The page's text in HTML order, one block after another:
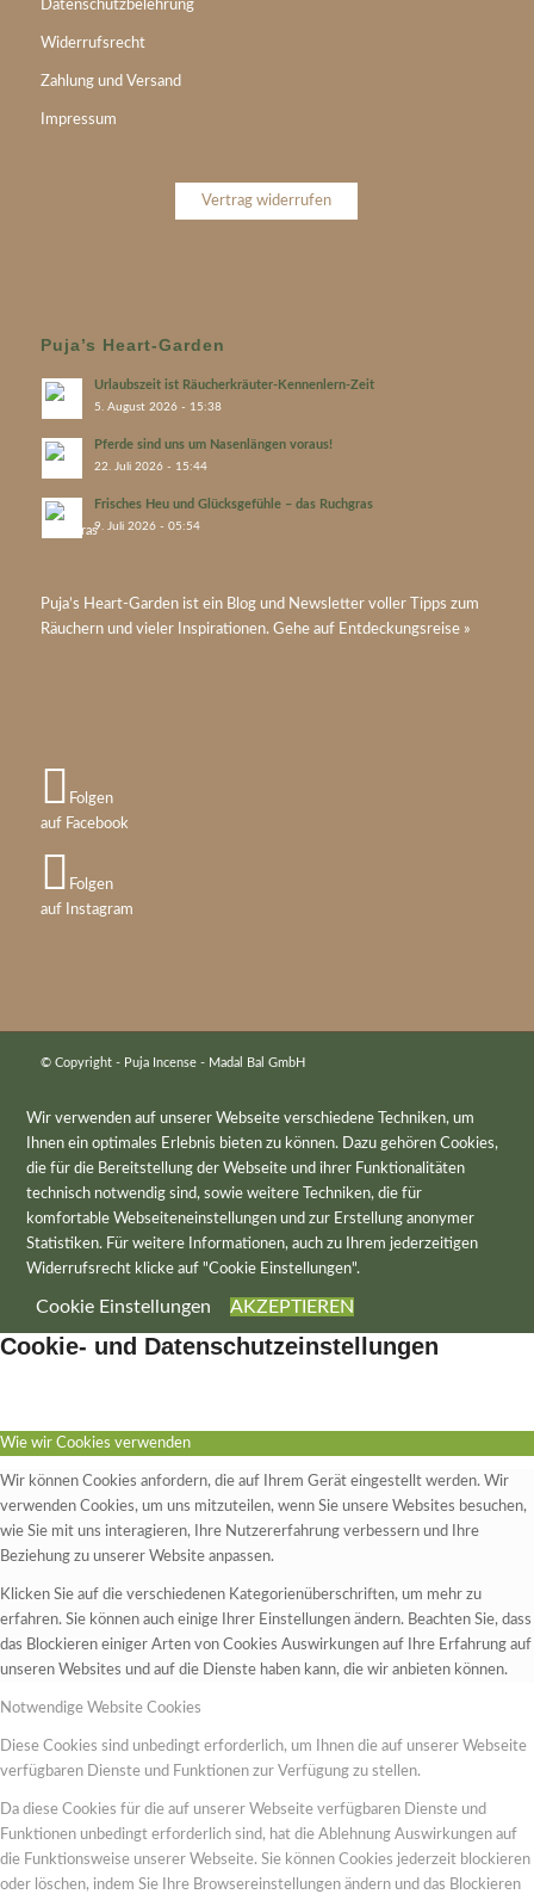
Datenschutzbelehrung
Widerrufsrecht
Zahlung und Versand
Impressum
Vertrag widerrufen
Puja’s Heart-Garden
Urlaubszeit ist Räucherkräuter-Kennenlern-Zeit
5. August 2026 - 15:38
Pferde sind uns um Nasenlängen voraus!
22. Juli 2026 - 15:44
Frisches Heu und Glücksgefühle – das Ruchgras
9. Juli 2026 - 05:54
Puja’s Heart-Gardenist ein Blog und Newsletter voller Tipps zum
Räuchern und vieler Inspirationen. Gehe auf Entdeckungsreise »
Folgen
auf Facebook
Folgen
auf Instagram
© Copyright - Puja Incense - Madal Bal GmbH
Wir verwenden auf unserer Webseite verschiedene Techniken, um
Ihnen ein optimales Erlebnis bieten zu können. Dazu gehören Cookies,
die für die Bereitstellung der Webseite und ihrer Funktionalitäten
technisch notwendig sind, sowie weitere Techniken, die für
komfortable Webseiteneinstellungen und zur Erstellung anonymer
Statistiken. Für weitere Informationen, auch zu Ihrem jederzeitigen
Widerrufsrecht klicke auf "Cookie Einstellungen".
Cookie Einstellungen AKZEPTIEREN
Cookie- und Datenschutzeinstellungen
Wie wir Cookies verwenden
Wir können Cookies anfordern, die auf Ihrem Gerät eingestellt werden. Wir
verwenden Cookies, um uns mitzuteilen, wenn Sie unsere Websites besuchen,
wie Sie mit uns interagieren, Ihre Nutzererfahrung verbessern und Ihre
Beziehung zu unserer Website anpassen.
Klicken Sie auf die verschiedenen Kategorienüberschriften, um mehr zu
erfahren. Sie können auch einige Ihrer Einstellungen ändern. Beachten Sie, dass
das Blockieren einiger Arten von Cookies Auswirkungen auf Ihre Erfahrung auf
unseren Websites und auf die Dienste haben kann, die wir anbieten können.
Notwendige Website Cookies
Diese Cookies sind unbedingt erforderlich, um Ihnen die auf unserer Webseite
verfügbaren Dienste und Funktionen zur Verfügung zu stellen.
Da diese Cookies für die auf unserer Webseite verfügbaren Dienste und
Funktionen unbedingt erforderlich sind, hat die Ablehnung Auswirkungen auf
die Funktionsweise unserer Webseite. Sie können Cookies jederzeit blockieren
oder löschen, indem Sie Ihre Browsereinstellungen ändern und das Blockieren